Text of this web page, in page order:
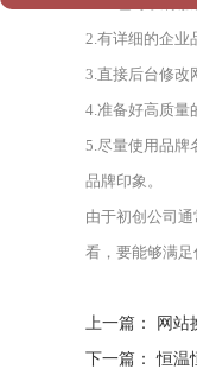
2.有详细的企业
3.直接后台修改
4.准备好高质量
5.尽量使用品牌
品牌印象。
由于初创公司
看，要能够满足
上一篇：
网站
下一篇：恒温